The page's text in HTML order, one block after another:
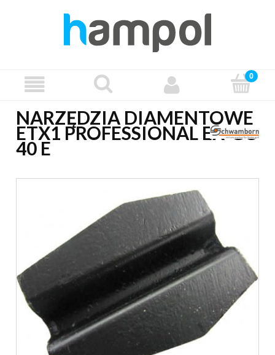
NARZĘDZIA DIAMENTOWE
ETX1 PROFESSIONAL EX-GC
40 E